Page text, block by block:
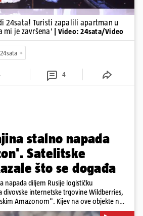
24sata! Turisti zapalili apartman u
mi je završena'
| Video: 24sata/Video
4
stalno napada
Satelitske
što se događa
napada diljem Rusije logističku
divovske internetske trgovine Wildberries,
Amazonom". Kijev na ove objekte ne
trgovačka skladišta, već tvrdi da ih ruske